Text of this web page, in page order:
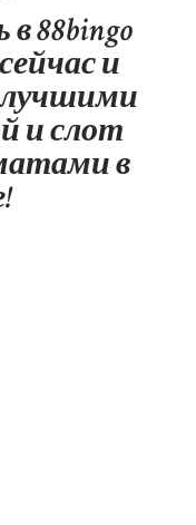
88bingo
и
и слот
в